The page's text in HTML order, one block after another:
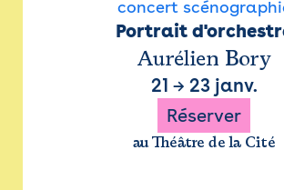
concert
Portrait
Aurélien Bory
21 → 23 janv.
Réserver
au Théâtre de la Cité